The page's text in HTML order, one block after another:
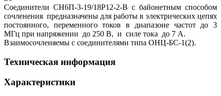
Соединители СН6П-3-19/18Р12-2-В с байонетным способом
сочленения предназначены для работы в электрических цепях
постоянного, переменного токов в диапазоне частот до 3
МГц при напряжении до 250 В, и силе тока до 7 А.
Взаимосочленяемы с соединителями типа ОНЦ-БС-1(2).
Техническая информация
Характеристики